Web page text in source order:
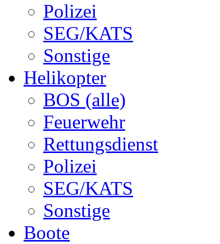
Polizei
SEG/KATS
Sonstige
Helikopter
BOS (alle)
Feuerwehr
Rettungsdienst
Polizei
SEG/KATS
Sonstige
Boote